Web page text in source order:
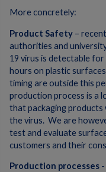
More concretely:
Product Safety –
authorities and
19 virus is detectable
hours on plastic
timing are outside this
production process is a
that packaging products
the virus. We are
test and evaluate
customers and their
Production processes